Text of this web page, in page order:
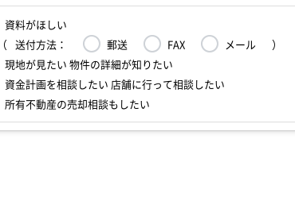
資料がほしい
（ 送付方法： 郵送 FAX メール
）
現地が見たい 物件の詳細が知りたい
資金計画を相談したい 店舗に行って相談したい
所有不動産の売却相談もしたい